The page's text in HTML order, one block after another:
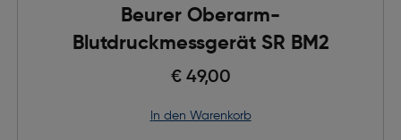
Beurer Oberarm-
Blutdruckmessgerät SR BM2
€ 49,00
in den Warenkorb